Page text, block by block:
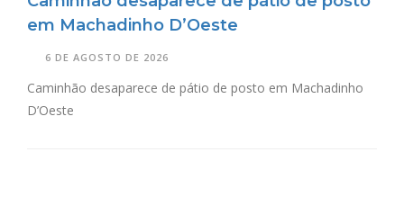
em Machadinho D’Oeste
6 DE AGOSTO DE 2026
Caminhão desaparece de pátio de posto em Machadinho
D’Oeste